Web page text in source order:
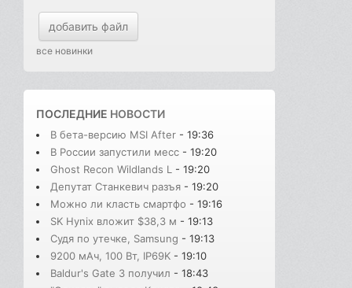
добавить файл
все новинки
ПОСЛЕДНИЕ НОВОСТИ
В бета-версию MSI After - 19:36
В России запустили месс - 19:20
Ghost Recon Wildlands L - 19:20
Депутат Станкевич разъя - 19:20
Можно ли класть смартфо - 19:16
SK Hynix вложит $38,3 м - 19:13
Судя по утечке, Samsung - 19:13
9200 мАч, 100 Вт, IP69K - 19:10
Baldur's Gate 3 получил - 18:43